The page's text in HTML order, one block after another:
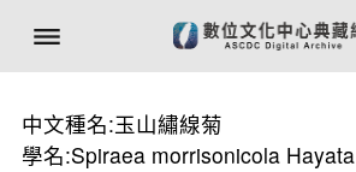
中文種名:玉山繡線菊
學名:Spiraea morrisonicola Hayata